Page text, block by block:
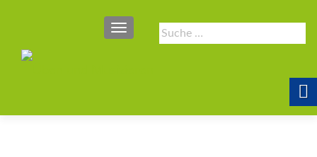
Suche
nach:
SCHALTE NAVIGATION